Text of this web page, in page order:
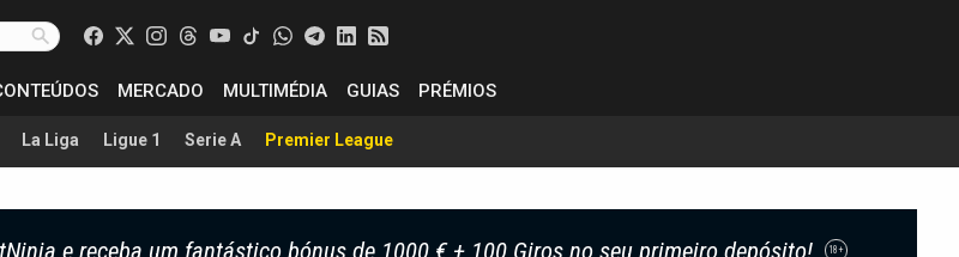
MERCADO MULTIMÉDIA GUIAS PRÉMIOS
La Liga Ligue 1 Serie A Premier League
18+